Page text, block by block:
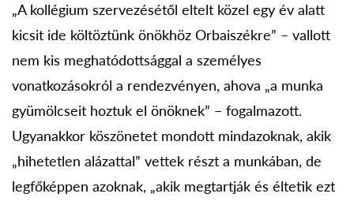
„A kollégium szervezésétől eltelt közel egy év alatt
kicsit ide költöztünk önökhöz Orbaiszékre” – vallott
nem kis meghatódottsággal a személyes
vonatkozásokról a rendezvényen, ahova „a munka
gyümölcseit hoztuk el önöknek” – fogalmazott.
Ugyanakkor köszönetet mondott mindazoknak, akik
„hihetetlen alázattal” vettek részt a munkában, de
legfőképpen azoknak, „akik megtartják és éltetik ezt